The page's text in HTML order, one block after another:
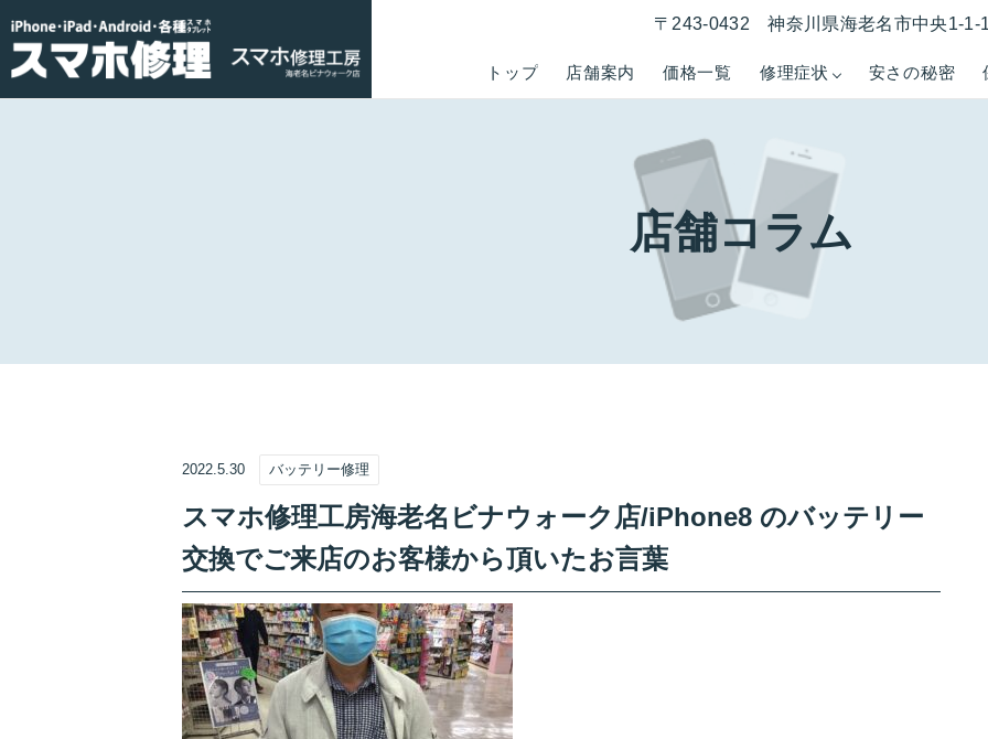
トップ 店舗案内 価格一覧 修理症状 安さの秘密
〒243-0432 神奈川県海老名市中央1-1-
店舗コラム
2022.5.30 バッテリー修理
スマホ修理工房海老名ビナウォーク店/iPhone8 のバッテリー
交換でご来店のお客様から頂いたお言葉